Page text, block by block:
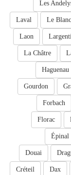
Les
Le Blanc
Laval
Laon
La Châtre
Haguenau
Gourdon
Forbach
Florac
Épinal
Douai
Dax
Créteil